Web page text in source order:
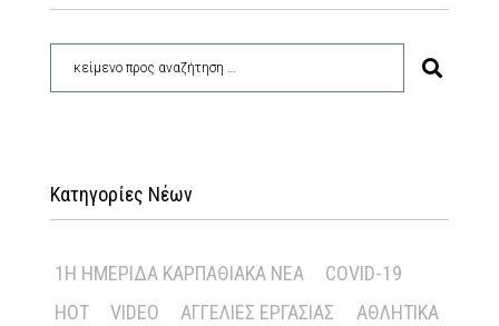
Κατηγορίες Νέων
1Η ΗΜΕΡΊΔΑ ΚΑΡΠΑΘΙΑΚΆ ΝΈΑ
COVID-19
HOT
VIDEO ΑΓΓΕΛΊΕΣ ΕΡΓΑΣΊΑΣ
ΑΘΛΗΤΙΚΆ